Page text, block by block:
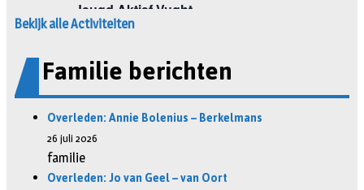
Bekijk alle Activiteiten
Familie berichten
Overleden: Annie Bolenius – Berkelmans
26 juli 2026
familie
Overleden: Jo van Geel – van Oort